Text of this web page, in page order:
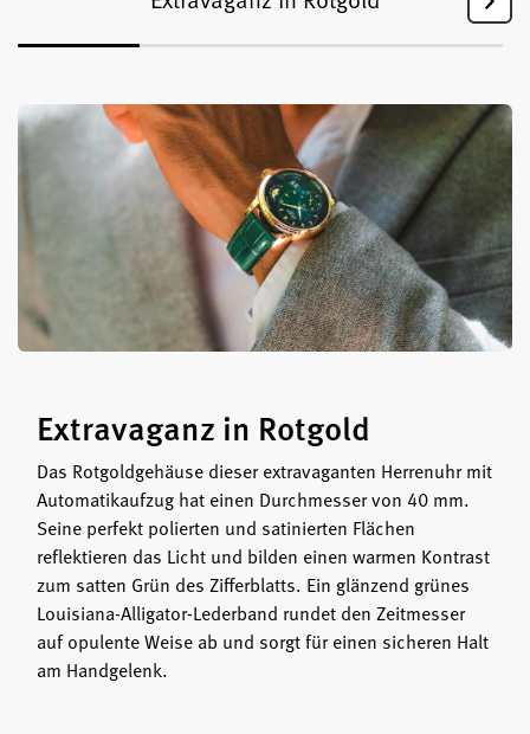
Extravaganz in Rotgold
Das Rotgoldgehäuse dieser extravaganten Herrenuhr mit
Automatikaufzug hat einen Durchmesser von 40 mm.
Seine perfekt polierten und satinierten Flächen
reflektieren das Licht und bilden einen warmen Kontrast
zum satten Grün des Zifferblatts. Ein glänzend grünes
Louisiana-Alligator-Lederband rundet den Zeitmesser
auf opulente Weise ab und sorgt für einen sicheren Halt
am Handgelenk.